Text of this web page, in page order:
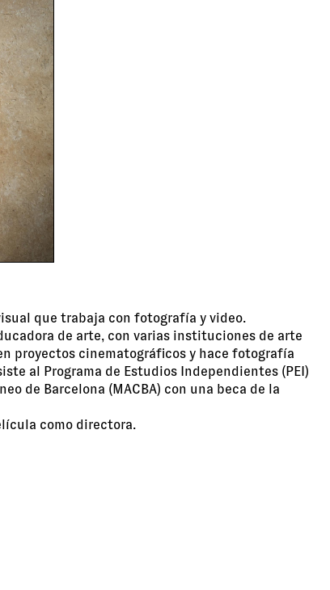
que trabaja con fotografía y video.
de arte, con varias instituciones de arte
proyectos cinematográficos y hace fotografía
al Programa de Estudios Independientes (PEI)
de Barcelona (MACBA) con una beca de la
como directora.